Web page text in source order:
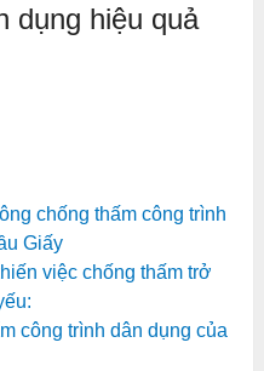
dụng hiệu quả
chống thấm công trình
Giấy
việc chống thấm trở
công trình dân dụng của